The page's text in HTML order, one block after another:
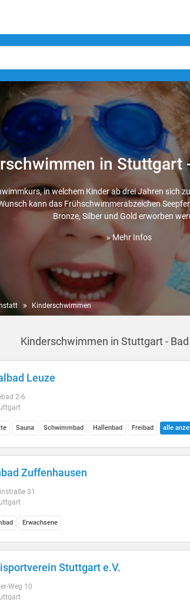
in Stuttgart
in welchem Kinder ab drei Jahren sich
kann das Frühschwimmerabzeichen
Bronze, Silber und Gold erworben
» Mehr Infos
Kinderschwimmen
Kinderschwimmen in Stuttgart -
Leuze
2-6
Sauna Schwimmbad Hallenbad Freibad alle
Zuffenhausen
31
Erwachsene
Stuttgart e.V.
Weg 10